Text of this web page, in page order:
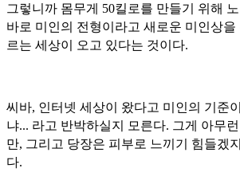
그렇니까 몸무게 50킬로를 만들기 위해
바로 미인의 전형이라고 새로운 미인상
르는 세상이 오고 있다는 것이다.
씨바, 인터넷 세상이 왔다고 미인의 기준
냐... 라고 반박하실지 모른다. 그게 아무
만, 그리고 당장은 피부로 느끼기 힘들겠
다.